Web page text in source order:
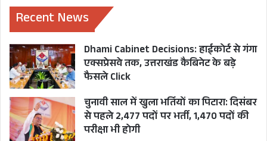
Recent News
Dhami Cabinet Decisions: हाईकोर्ट से गंगा
एक्सप्रेसवे तक, उत्तराखंड कैबिनेट के बड़े
फैसले Click
चुनावी साल में खुला भर्तियों का पिटारा: दिसंबर
से पहले 2,477 पदों पर भर्ती, 1,470 पदों की
परीक्षा भी होगी